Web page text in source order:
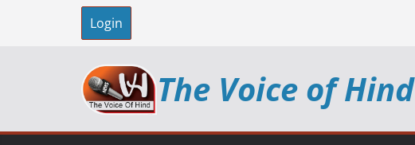
Login
The Voice of Hind